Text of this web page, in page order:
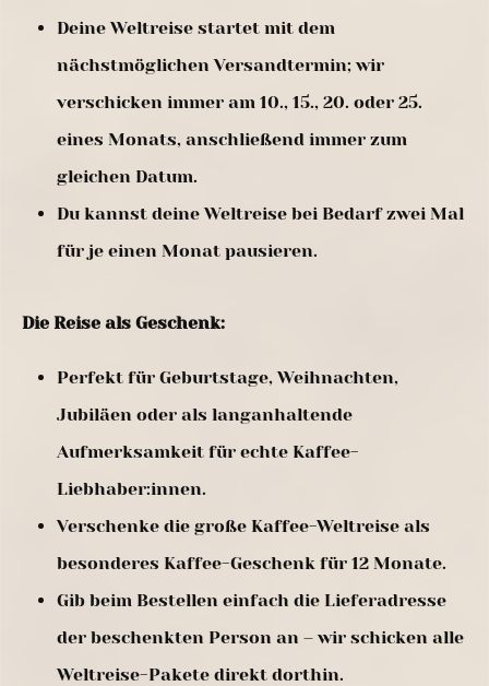
Deine Weltreise startet mit dem
nächstmöglichen Versandtermin; wir
verschicken immer am 10., 15., 20. oder 25.
eines Monats, anschließend immer zum
gleichen Datum.
Du kannst deine Weltreise bei Bedarf zwei Mal
für je einen Monat pausieren.
Die Reise als Geschenk:
Perfekt für Geburtstage, Weihnachten,
Jubiläen oder als langanhaltende
Aufmerksamkeit für echte Kaffee-
Liebhaber:innen.
Verschenke die große Kaffee-Weltreise als
besonderes Kaffee-Geschenk für 12 Monate.
Gib beim Bestellen einfach die Lieferadresse
der beschenkten Person an – wir schicken alle
Weltreise-Pakete direkt dorthin.